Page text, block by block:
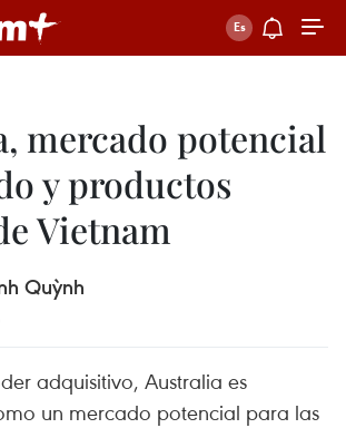
mercado potencial
y productos
Vietnam
Quỳnh
adquisitivo, Australia es
un mercado potencial para las